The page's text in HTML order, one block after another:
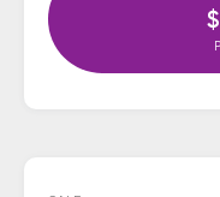
$